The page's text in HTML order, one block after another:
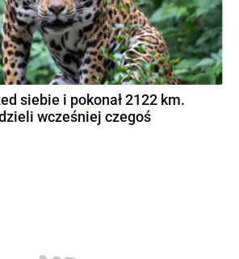
siebie i pokonał 2122 km.
wcześniej czegoś